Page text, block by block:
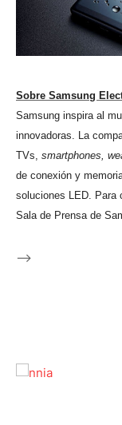
Sobre Samsung
Samsung inspira al
innovadoras. La
TVs, smartphones,
de conexión y
soluciones LED. Para
Sala de Prensa de
-->